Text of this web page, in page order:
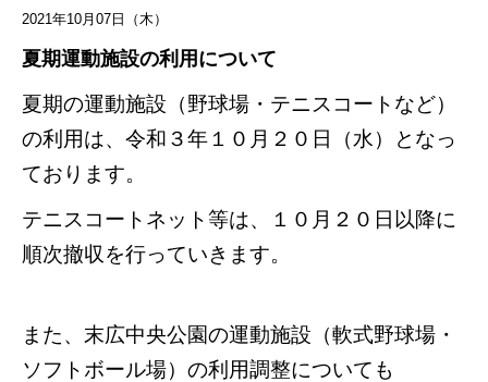
2021年10月07日（木）
夏期運動施設の利用について
夏期の運動施設（野球場・テニスコートなど）
の利用は、 令和３年 １０月２０日（水）となっ
ております。
テニスコートネット等は、１０月２０日以降に
順次撤収を行っていきます。
また、 末広中央公園の運動施設（軟式野球場・
ソフトボール場） の利用調整についても